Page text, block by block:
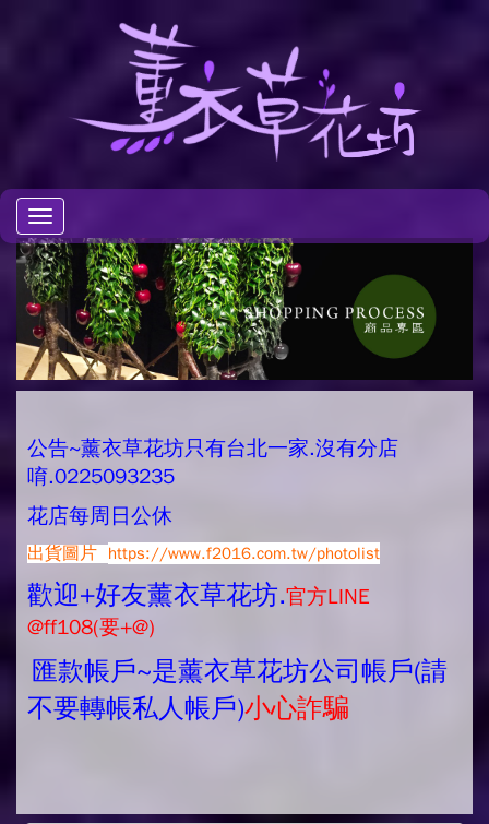
Toggle
navigation
公告~薰衣草花坊只有台北一家.沒有分店
唷.0225093235
花店每周日公休
出貨圖片 https://www.f2016.com.tw/photolist
歡迎+好友薰衣草花坊.官方LINE
@ff108(要+@)
匯款帳戶~是薰衣草花坊公司帳戶(請
不要轉帳私人帳戶)小心詐騙